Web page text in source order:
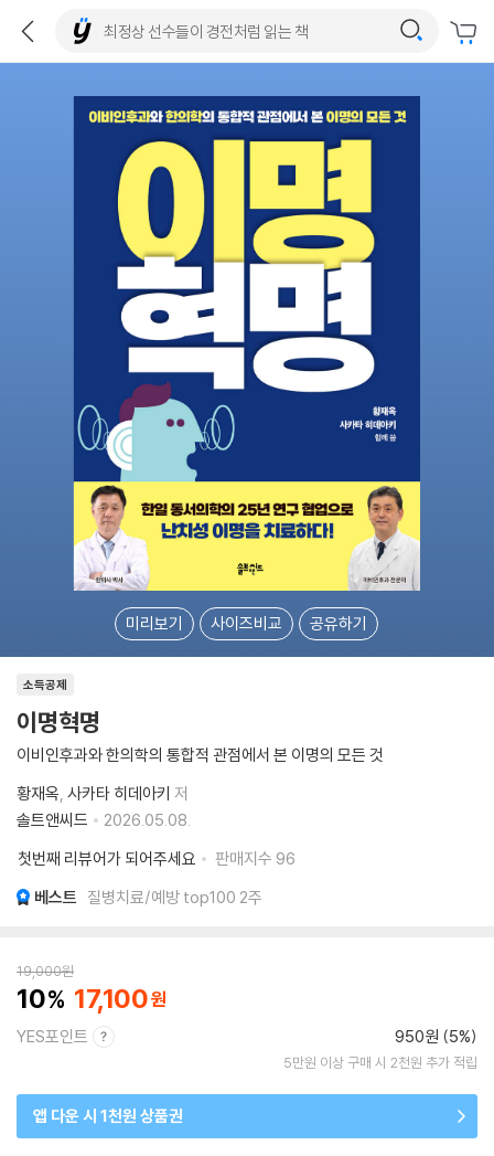
미리보기 사이즈비교 공유하기
소득공제
이명혁명
이비인후과와 한의학의 통합적 관점에서 본 이명의 모든 것
황재옥 사카타 히데아키 저
솔트앤씨드
2026.05.08.
첫번째 리뷰어가 되어주세요
판매지수 96
베스트 질병치료/예방 top100 2주
19,000원
10 17,100
YES포인트 950원 (5%)
5만원 이상 구매 시 2천원 추가 적립
앱 다운 시 1천원 상품권